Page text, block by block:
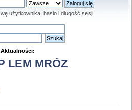
użytkownika, hasło i długość sesji
Aktualności:
LEM MRÓZ